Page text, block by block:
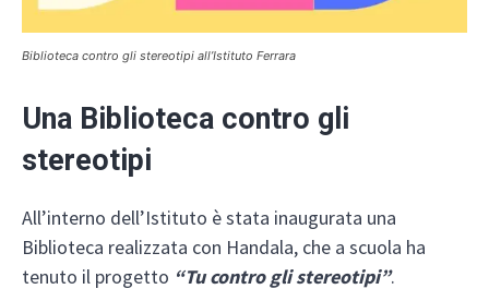
Biblioteca contro gli stereotipi all’Istituto Ferrara
Una Biblioteca contro gli
stereotipi
All’interno dell’Istituto è stata inaugurata una
Biblioteca realizzata con Handala, che a scuola ha
tenuto il progetto “Tu contro gli stereotipi”.